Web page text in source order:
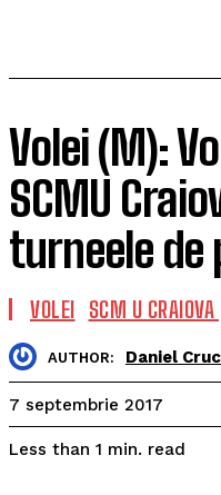
Volei (M):
SCMU
turneele
VOLEI SCM U
AUTHOR: Daniel
7 septembrie 2017
Less than 1 min. read